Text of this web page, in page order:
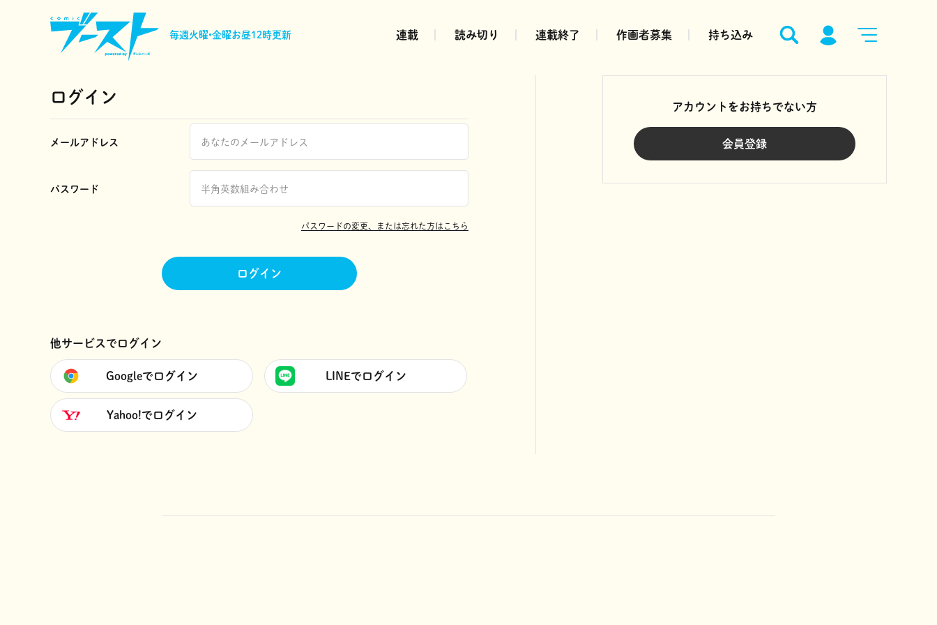
毎週火曜•金曜お昼12時更新 連載 読み切り 連載終了 作画者募集 持ち込み
ログイン
メールアドレス
パスワード
パスワードの変更、または忘れた方はこちら
ログイン
他サービスでログイン
Googleでログイン LINEでログイン
Yahoo!でログイン
アカウントをお持ちでない方
会員登録